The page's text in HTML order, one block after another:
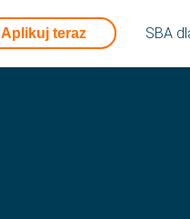
Aplikuj teraz SBA